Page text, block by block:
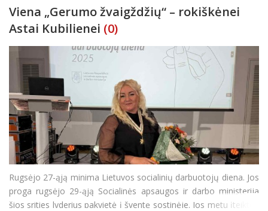
Viena „Gerumo žvaigždžių“ – rokiškėnei
Astai Kubilienei (0)
Rugsėjo 27-ąją minima Lietuvos socialinių darbuotojų diena. Jos
proga rugsėjo 29-ąją Socialinės apsaugos ir darbo ministerija
šios srities lyderius pakvietė į šventę sostinėje. Jos metu įteiktos